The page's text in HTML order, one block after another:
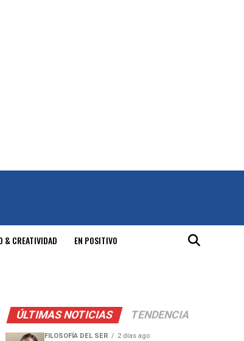
& CREATIVIDAD EN POSITIVO
ÚLTIMAS NOTICIAS TENDENCIA
FILOSOFÍA DEL SER 2 días ago